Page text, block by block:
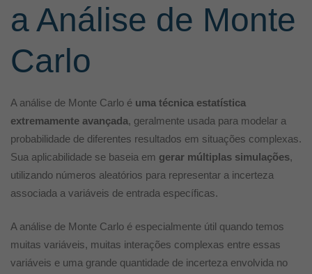
a Análise de Monte
Carlo
A análise de Monte Carlo é uma técnica estatística
extremamente avançada, geralmente usada para modelar a
probabilidade de diferentes resultados em situações complexas.
Sua aplicabilidade se baseia em gerar múltiplas simulações,
utilizando números aleatórios para representar a incerteza
associada a variáveis ​​de entrada específicas.
A análise de Monte Carlo é especialmente útil quando temos
muitas variáveis, muitas interações complexas entre essas
variáveis ​​e uma grande quantidade de incerteza envolvida no